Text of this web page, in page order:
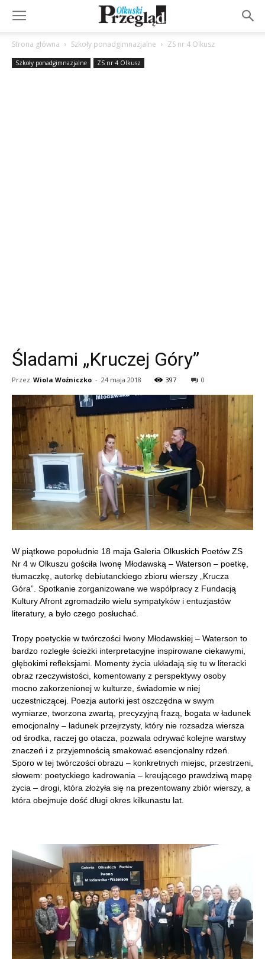
Strona główna Szkoły ponadgimnazjalne ZS nr 4 Olkusz
Szkoły ponadgimnazjalne ZS nr 4 Olkusz
Śladami „Kruczej Góry”
Przez Wiola Woźniczko - 24 maja 2018 397 0
W piątkowe popołudnie 18 maja Galeria Olkuskich Poetów ZS
Nr 4 w Olkuszu gościła Iwonę Młodawską – Waterson – poetkę,
tłumaczkę, autorkę debiutanckiego zbioru wierszy „Krucza
Góra”. Spotkanie zorganizowane we współpracy z Fundacją
Kultury Afront zgromadziło wielu sympatyków i entuzjastów
literatury, a było czego posłuchać.
Tropy poetyckie w twórczości Iwony Młodawskiej – Waterson to
bardzo rozległe ścieżki interpretacyjne inspirowane ciekawymi,
głębokimi refleksjami. Momenty życia układają się tu w literacki
obraz rzeczywistości, komentowany z perspektywy osoby
mocno zakorzenionej w kulturze, świadomie w niej
uczestniczącej. Poezja autorki jest oszczędna w swym
wymiarze, tworzona zwartą, precyzyjną frazą, bogata w ładunek
emocjonalny – ładunek przejrzysty, który nie rozsadza wiersza
od środka, raczej go otacza, pozwala odrywać kolejne warstwy
znaczeń i z przyjemnością smakować esencjonalny rdzeń.
Sporo w tej twórczości obrazu – konkretnych miejsc, przestrzeni,
słowem: poetyckiego kadrowania – kreującego prawdziwą mapę
życia – drogi, która złożyła się na prezentowany zbiór wierszy, a
która obejmuje dość długi okres kilkunastu lat.